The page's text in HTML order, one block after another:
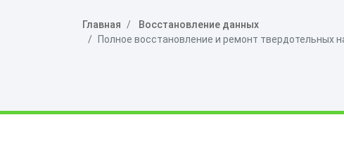
Главная
Восстановление данных
Полное восстановление и ремонт твердотельных